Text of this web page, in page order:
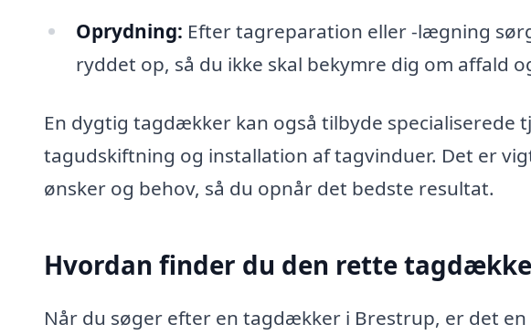
Oprydning: Efter tagreparation eller -lægning
ryddet op, så du ikke skal bekymre dig om affald
En dygtig tagdækker kan også tilbyde specialiserede
tagudskiftning og installation af tagvinduer. Det er
ønsker og behov, så du opnår det bedste resultat.
Hvordan finder du den rette
Når du søger efter en tagdækker i Brestrup, er det